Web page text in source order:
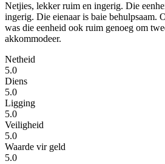
Netjies, lekker ruim en ingerig. Die
ingerig. Die eienaar is baie behulpsaam.
was die eenheid ook ruim genoeg om
akkommodeer.
Netheid
5.0
Diens
5.0
Ligging
5.0
Veiligheid
5.0
Waarde vir geld
5.0